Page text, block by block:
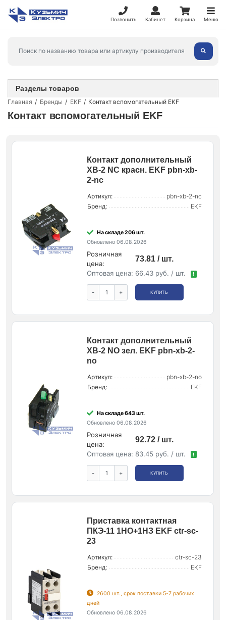
Позвонить Кабинет Корзина Меню
Главная Бренды EKF Контакт вспомогательный EKF
Контакт вспомогательный EKF
Контакт дополнительный
XB-2 NC красн. EKF pbn-xb-
2-nc
Артикул:
pbn-xb-2-nc
Бренд:
EKF
На складе 206 шт.
Обновлено 06.08.2026
Розничная
цена:
73.81 / шт.
Оптовая цена: 66.43 руб. / шт. !
- + КУПИТЬ
Контакт дополнительный
XB-2 NO зел. EKF pbn-xb-2-
no
Артикул:
pbn-xb-2-no
Бренд:
EKF
На складе 643 шт.
Обновлено 06.08.2026
Розничная
цена:
92.72 / шт.
Оптовая цена: 83.45 руб. / шт. !
- + КУПИТЬ
Приставка контактная
ПКЭ-11 1НО+1НЗ EKF ctr-sc-
23
Артикул:
ctr-sc-23
Бренд:
EKF
2600 шт., срок поставки 5-7 рабочих
дней
Обновлено 06.08.2026
Разделы товаров